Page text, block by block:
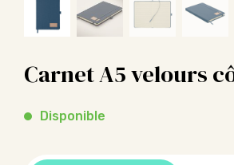
Carnet A5 velours
Disponible